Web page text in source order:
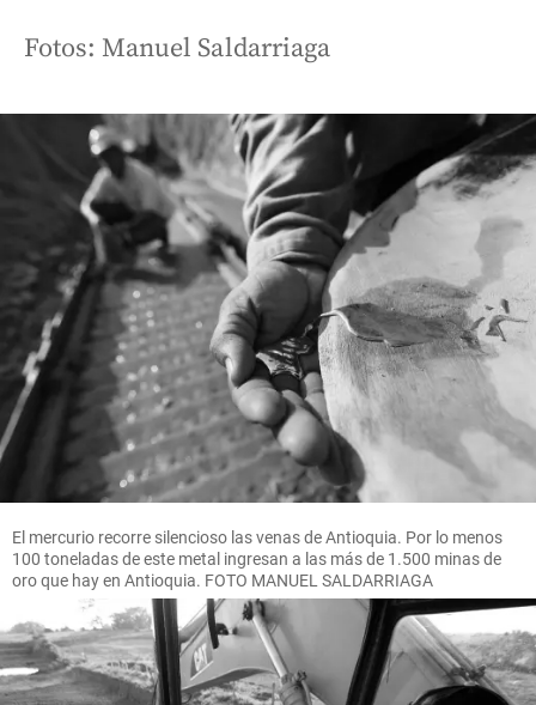
Fotos: Manuel Saldarriaga
El mercurio recorre silencioso las venas de Antioquia. Por lo menos
100 toneladas de este metal ingresan a las más de 1.500 minas de
oro que hay en Antioquia. FOTO MANUEL SALDARRIAGA